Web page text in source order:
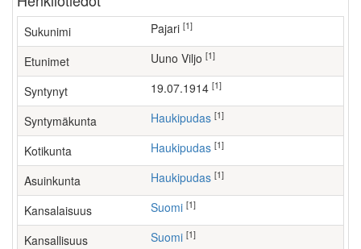
Sukunimi Pajari [1]
Etunimet Uuno Viljo [1]
Syntynyt 19.07.1914 [1]
Syntymäkunta Haukipudas [1]
Kotikunta Haukipudas [1]
Asuinkunta Haukipudas [1]
Kansalaisuus Suomi [1]
Kansallisuus Suomi [1]